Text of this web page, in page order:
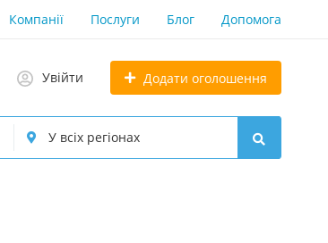
Компанії Послуги Блог Допомога
Увійти Додати оголошення